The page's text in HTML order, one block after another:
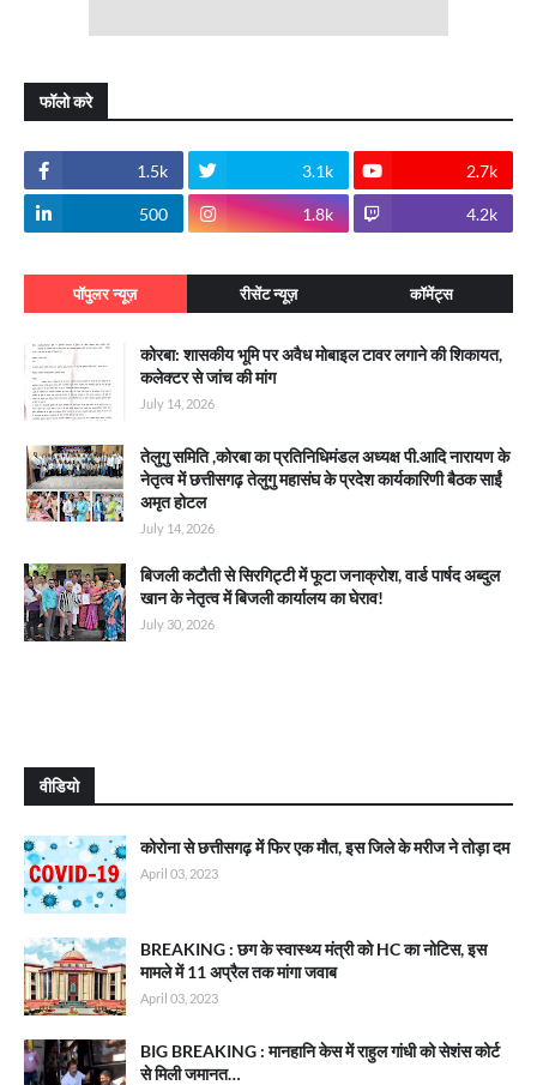
फॉलो करे
1.5k 3.1k 2.7k
500 1.8k 4.2k
पॉपुलर न्यूज़ रीसेंट न्यूज़ कॉमेंट्स
कोरबा: शासकीय भूमि पर अवैध मोबाइल टावर लगाने की शिकायत,
कलेक्टर से जांच की मांग
July 14, 2026
तेलुगु समिति ,कोरबा का प्रतिनिधिमंडल अध्यक्ष पी.आदि नारायण के
नेतृत्व में छत्तीसगढ़ तेलुगु महासंघ के प्रदेश कार्यकारिणी बैठक साईं
अमृत होटल
July 14, 2026
बिजली कटौती से सिरगिट्टी में फूटा जनाक्रोश, वार्ड पार्षद अब्दुल
खान के नेतृत्व में बिजली कार्यालय का घेराव!
July 30, 2026
वीडियो
कोरोना से छत्तीसगढ़ में फिर एक मौत, इस जिले के मरीज ने तोड़ा दम
April 03, 2023
BREAKING : छग के स्वास्थ्य मंत्री को HC का नोटिस, इस
मामले में 11 अप्रैल तक मांगा जवाब
April 03, 2023
BIG BREAKING : मानहानि केस में राहुल गांधी को सेशंस कोर्ट
से मिली जमानत…